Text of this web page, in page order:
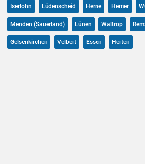
Iserlohn Lüdenscheid Herne Hemer
Menden (Sauerland) Lünen Waltrop
Gelsenkirchen Velbert Essen Herten